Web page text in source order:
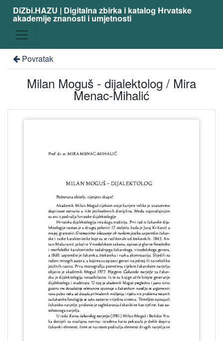
DiZbi.HAZU | Digitalna zbirka i katalog Hrvatske
akademije znanosti i umjetnosti
Povratak
Milan Moguš - dijalektolog / Mira
Menac-Mihalić